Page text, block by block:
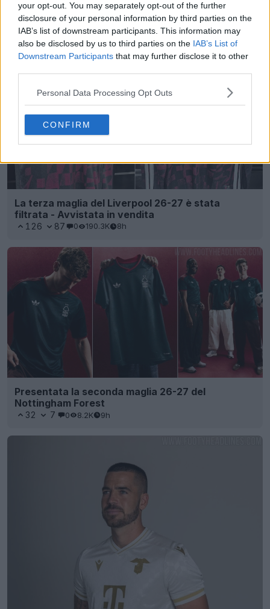
your opt-out. You may separately opt-out of the further
disclosure of your personal information by third parties on the
IAB’s list of downstream participants. This information may
also be disclosed by us to third parties on the IAB’s List of
Downstream Participants that may further disclose it to other
Personal Data Processing Opt Outs
CONFIRM
Svelata la seconda maglia 26-27 dell’RB Lipsia: un
omaggio al Giardino Botanico di Lipsia
0 1.6K
La terza maglia del Liverpool 26-27 è stata
filtrata - Avvistata in vendita
126 87 0 190.3K 8h
Presentata la seconda maglia 26-27 del
Nottingham Forest
32 7 0 8.2K 9h